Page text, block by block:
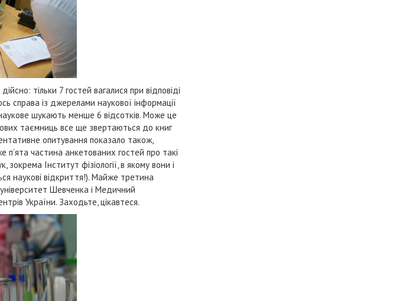
тільки 7 гостей вагалися при відповіді
справа із джерелами наукової інформації
шукають менше 6 відсотків. Може це
таємниць все ще звертаються до книг
опитування показало також,
п’ята частина анкетованих гостей про такі
Інститут фізіології, в якому вони і
наукові відкриття!). Майже третина
Шевченка і Медичний
України. Заходьте, цікавтеся.